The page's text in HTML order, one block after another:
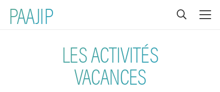
PAAJIP
LES ACTIVITÉS
VACANCES